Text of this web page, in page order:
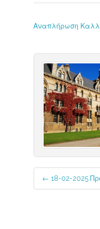
Αναπλήρωση
Post
navigation
← 18-02-2025